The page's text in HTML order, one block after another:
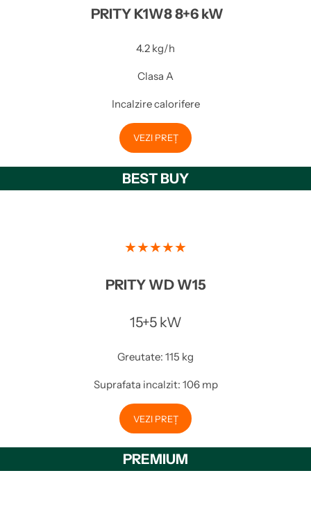
PRITY K1W8 8+6 kW
4.2 kg/h
Clasa A
Incalzire calorifere
VEZI PREȚ
BEST BUY
★★★★★
PRITY WD W15
15+5 kW
Greutate: 115 kg
Suprafata incalzit: 106 mp
VEZI PREȚ
PREMIUM